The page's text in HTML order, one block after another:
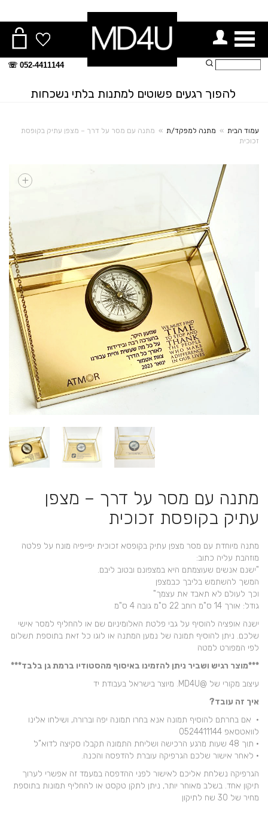
תפריט
052-4411144 ☏
להפוך רגעים פשוטים למתנות בלתי נשכחות
עמוד הבית » מתנה למפקד/ת » מתנה עם מסר על דרך – מצפן עתיק בקופסת
זכוכית
+
מתנה עם מסר על דרך – מצפן
עתיק בקופסת זכוכית
מתנה מיוחדת עם מסר מצפן עתיק בקופסא זכוכית יפייפיה מונח על פלטה
מוזהבת עליה כתוב:
"ישנם אנשים שעוצמתם היא במצפונם ובטוב ליבם.
המשך להשתמש בליבך כבמצפן
וכך לעולם לא תאבד את עצמך"
גודל: אורך 14 ס"מ רוחב 22 ס"מ גובה 4 ס"מ
ישנה אופציה להוסיף על גבי פלטת האלומיניום שם או להחליף למסר אישי
שלכם. ניתן להוסיף תמונה של נמען המתנה או לוגו כל זאת בתוספת תשלום
לפי המפורט למטה
***מוצר רגיש ושביר ניתן להזמינו באיסוף מהסטודיו ברמת גן בלבד***
עיצוב מקורי של @MD4U. מיוצר בישראל בעבודת יד
איך זה עובד?
• אם בחרתם להוסיף תמונה אנא בחרו תמונה יפה וברורה, ושילחו אלינו
לוואטסאפ 0524411144
• תוך 48 שעות מרגע הרכישה ושליחת התמונה תקבלו סקיצה לדוא”ל
• לאחר אישור שלכם הגרפיקה עוברת להדפסה והכנה.
הגרפיקה נשלחת אליכם לאישור לפני ההדפסה במעמד זה אפשרי לערוך
תיקון אחד. בשלב מאוחר יותר, ניתן לתקן טקסט או להחליף תמונות בתוספת
מחיר של 30 שח לתיקון